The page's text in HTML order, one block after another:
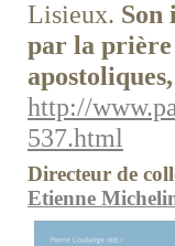
Lisieux. Son
par la prière
http://
537.html
Directeur de
Etienne